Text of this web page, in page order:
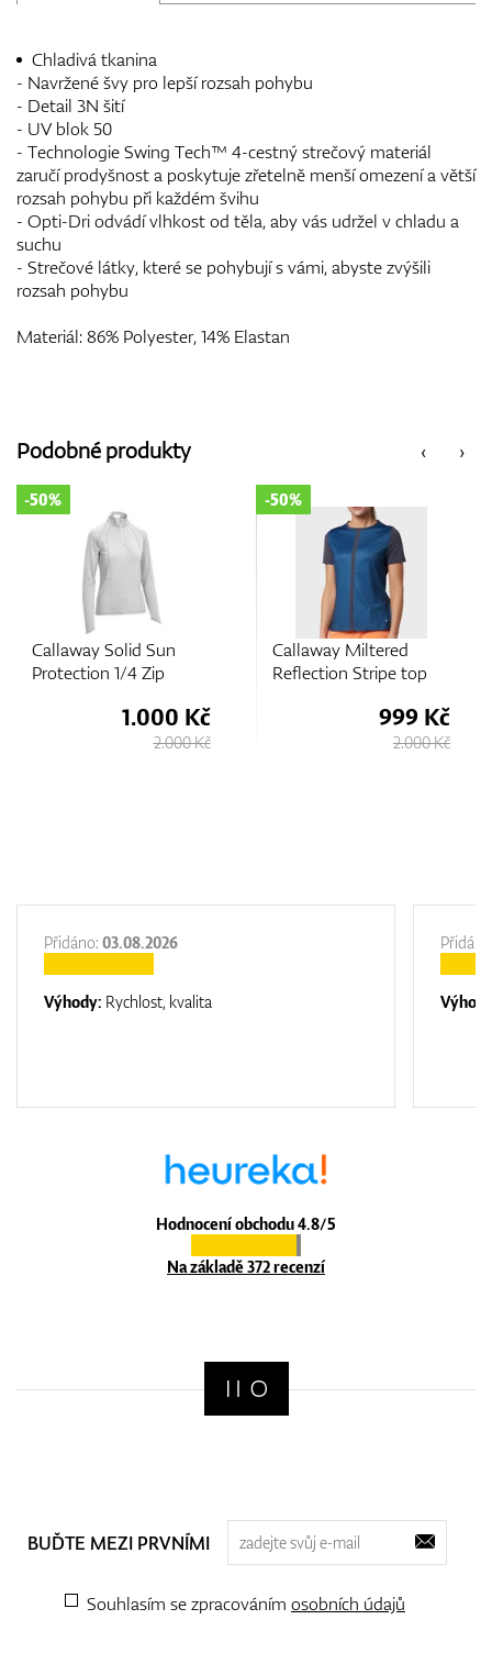
Chladivá tkanina
- Navržené švy pro lepší rozsah pohybu
- Detail 3N šití
- UV blok 50
- Technologie Swing Tech™ 4-cestný strečový materiál
zaručí prodyšnost a poskytuje zřetelně menší omezení a větší
rozsah pohybu při každém švihu
- Opti-Dri odvádí vlhkost od těla, aby vás udržel v chladu a
suchu
- Strečové látky, které se pohybují s vámi, abyste zvýšili
rozsah pohybu
Materiál: 86% Polyester, 14% Elastan
‹
Podobné produkty ›
Callaway Solid Sun
Protection 1/4 Zip
-50%
1.000 Kč
2.000 Kč
Callaway Miltered
Reflection Stripe top
-50%
999 Kč
2.000 Kč
Hodnocení obchodu 4.8/5
Na základě 372 recenzí
Přidáno: 03.08.2026
Výhody: Rychlost, kvalita
BUĎTE MEZI PRVNÍMI
Souhlasím se zpracováním osobních údajů